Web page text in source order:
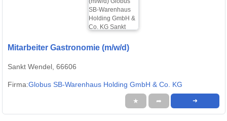
Mitarbeiter Gastronomie (m/w/d)
Sankt Wendel, 66606
Firma:Globus SB-Warenhaus Holding GmbH & Co. KG
★ ➦ ➜